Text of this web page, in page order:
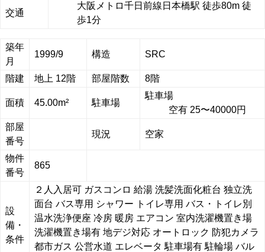
交通
大阪メトロ千日前線日本橋駅 徒歩80m 徒
歩1分
築年
月
1999/9 構造 SRC
階建 地上 12階 部屋階数 8階
面積 45.00m² 駐車場
駐車場
空有 25〜40000円
部屋
番号
現況 空家
物件
番号
865
設
備・
条件
２人入居可 ガスコンロ 給湯 洗髪洗面化粧台 独立洗
面台 バス専用 シャワー トイレ専用 バス・トイレ別
温水洗浄便座 冷房 暖房 エアコン 室内洗濯機置き場
洗濯機置き場有 地デジ対応 オートロック 防犯カメラ
都市ガス 公営水道 エレベータ 駐車場有 駐輪場 バル